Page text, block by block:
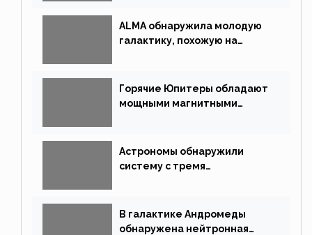
ALMA обнаружила молодую
галактику, похожую на
Горячие Юпитеры обладают
мощными магнитными
Астрономы обнаружили
систему с тремя
В галактике Андромеды
обнаружена нейтронная